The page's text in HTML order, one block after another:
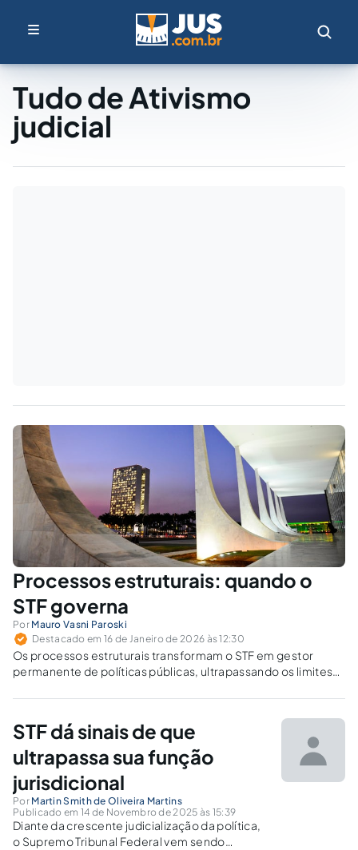
Tudo de Ativismo
judicial
Processos estruturais: quando o
STF governa
Por Mauro Vasni Paroski
Destacado em 16 de Janeiro de 2026 às 12:30
Os processos estruturais transformam o STF em gestor
permanente de políticas públicas, ultrapassando os limites
pontuais por tutela contínua, o Tribunal esvazia a deliberação
STF dá sinais de que
ultrapassa sua função
jurisdicional
Por Martin Smith de Oliveira Martins
Publicado em 14 de Novembro de 2025 às 15:39
Diante da crescente judicialização da política,
o Supremo Tribunal Federal vem sendo